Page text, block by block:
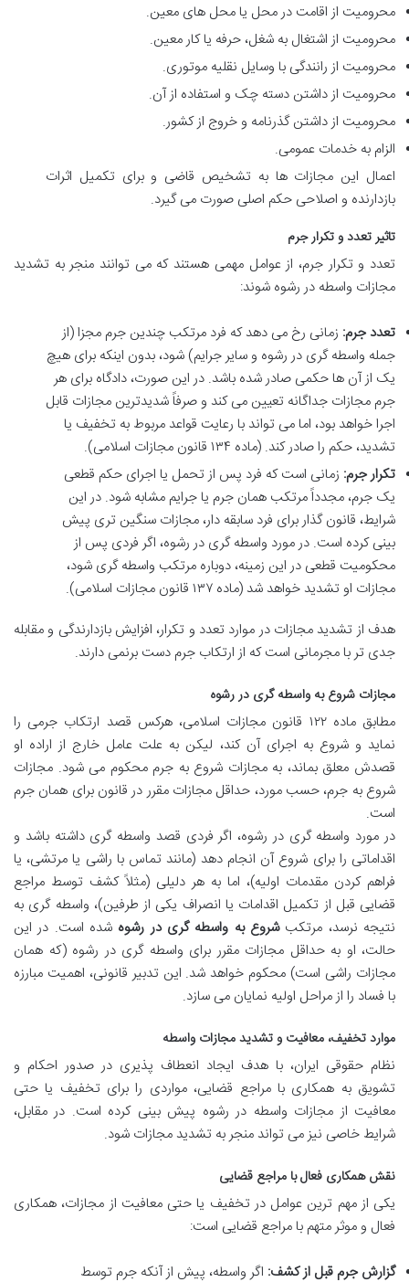
محرومیت از اقامت در محل یا محل های معین.
محرومیت از اشتغال به شغل، حرفه یا کار معین.
محرومیت از رانندگی با وسایل نقلیه موتوری.
محرومیت از داشتن دسته چک و استفاده از آن.
محرومیت از داشتن گذرنامه و خروج از کشور.
الزام به خدمات عمومی.
اعمال این مجازات ها به تشخیص قاضی و برای تکمیل اثرات
بازدارنده و اصلاحی حکم اصلی صورت می گیرد.
تاثیر تعدد و تکرار جرم
تعدد و تکرار جرم، از عوامل مهمی هستند که می توانند منجر به تشدید
مجازات واسطه در رشوه شوند:
تعدد جرم: زمانی رخ می دهد که فرد مرتکب چندین جرم مجزا (از
جمله واسطه گری در رشوه و سایر جرایم) شود، بدون اینکه برای هیچ
یک از آن ها حکمی صادر شده باشد. در این صورت، دادگاه برای هر
جرم مجازات جداگانه تعیین می کند و صرفاً شدیدترین مجازات قابل
اجرا خواهد بود، اما می تواند با رعایت قواعد مربوط به تخفیف یا
تشدید، حکم را صادر کند. (ماده ۱۳۴ قانون مجازات اسلامی).
تکرار جرم: زمانی است که فرد پس از تحمل یا اجرای حکم قطعی
یک جرم، مجدداً مرتکب همان جرم یا جرایم مشابه شود. در این
شرایط، قانون گذار برای فرد سابقه دار، مجازات سنگین تری پیش
بینی کرده است. در مورد واسطه گری در رشوه، اگر فردی پس از
محکومیت قطعی در این زمینه، دوباره مرتکب واسطه گری شود،
مجازات او تشدید خواهد شد (ماده ۱۳۷ قانون مجازات اسلامی).
هدف از تشدید مجازات در موارد تعدد و تکرار، افزایش بازدارندگی و مقابله
جدی تر با مجرمانی است که از ارتکاب جرم دست برنمی دارند.
مجازات شروع به واسطه گری در رشوه
مطابق ماده ۱۲۲ قانون مجازات اسلامی، هرکس قصد ارتکاب جرمی را
نماید و شروع به اجرای آن کند، لیکن به علت عامل خارج از اراده او
قصدش معلق بماند، به مجازات شروع به جرم محکوم می شود. مجازات
شروع به جرم، حسب مورد، حداقل مجازات مقرر در قانون برای همان جرم
است.
در مورد واسطه گری در رشوه، اگر فردی قصد واسطه گری داشته باشد و
اقداماتی را برای شروع آن انجام دهد (مانند تماس با راشی یا مرتشی، یا
فراهم کردن مقدمات اولیه)، اما به هر دلیلی (مثلاً کشف توسط مراجع
قضایی قبل از تکمیل اقدامات یا انصراف یکی از طرفین)، واسطه گری به
نتیجه نرسد، مرتکبشروع به واسطه گری در رشوه شده است. در این
حالت، او به حداقل مجازات مقرر برای واسطه گری در رشوه (که همان
مجازات راشی است) محکوم خواهد شد. این تدبیر قانونی، اهمیت مبارزه
با فساد را از مراحل اولیه نمایان می سازد.
موارد تخفیف، معافیت و تشدید مجازات واسطه
نظام حقوقی ایران، با هدف ایجاد انعطاف پذیری در صدور احکام و
تشویق به همکاری با مراجع قضایی، مواردی را برای تخفیف یا حتی
معافیت از مجازات واسطه در رشوه پیش بینی کرده است. در مقابل،
شرایط خاصی نیز می تواند منجر به تشدید مجازات شود.
نقش همکاری فعال با مراجع قضایی
یکی از مهم ترین عوامل در تخفیف یا حتی معافیت از مجازات، همکاری
فعال و موثر متهم با مراجع قضایی است:
گزارش جرم قبل از کشف: اگر واسطه، پیش از آنکه جرم توسط